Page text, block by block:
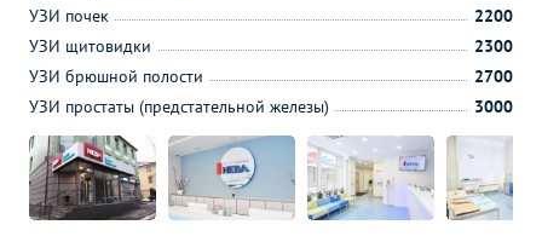
УЗИ почек
2200
УЗИ щитовидки
2300
УЗИ брюшной полости
2700
УЗИ простаты (предстательной железы)
3000